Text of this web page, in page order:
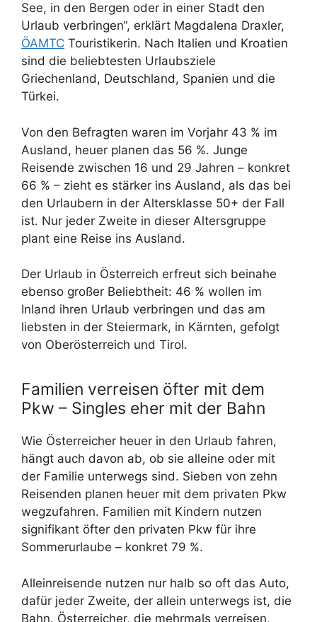
See, in den Bergen oder in einer Stadt den
Urlaub verbringen“, erklärt Magdalena Draxler,
ÖAMTC Touristikerin. Nach Italien und Kroatien
sind die beliebtesten Urlaubsziele
Griechenland, Deutschland, Spanien und die
Türkei.
Von den Befragten waren im Vorjahr 43 % im
Ausland, heuer planen das 56 %. Junge
Reisende zwischen 16 und 29 Jahren – konkret
66 % – zieht es stärker ins Ausland, als das bei
den Urlaubern in der Altersklasse 50+ der Fall
ist. Nur jeder Zweite in dieser Altersgruppe
plant eine Reise ins Ausland.
Der Urlaub in Österreich erfreut sich beinahe
ebenso großer Beliebtheit: 46 % wollen im
Inland ihren Urlaub verbringen und das am
liebsten in der Steiermark, in Kärnten, gefolgt
von Oberösterreich und Tirol.
Familien verreisen öfter mit dem
Pkw – Singles eher mit der Bahn
Wie Österreicher heuer in den Urlaub fahren,
hängt auch davon ab, ob sie alleine oder mit
der Familie unterwegs sind. Sieben von zehn
Reisenden planen heuer mit dem privaten Pkw
wegzufahren. Familien mit Kindern nutzen
signifikant öfter den privaten Pkw für ihre
Sommerurlaube – konkret 79 %.
Alleinreisende nutzen nur halb so oft das Auto,
dafür jeder Zweite, der allein unterwegs ist, die
Bahn. Österreicher, die mehrmals verreisen,